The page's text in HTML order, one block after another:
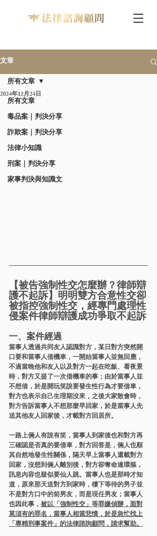
文章
所有文章
毒品案｜判決分享
詐欺案｜判決分享
法律小知識
刑案｜判決分享
家事判決與知識文
所有文章
2024年12月24日
【被告強制性交怎麼辦？律師辯
護不起訴】明明雙方合意性交卻
被指控強制性交，經專門處理性
侵案件律師辯護成功爭取不起訴
一、案件經過
當事人透過共同友人認識對方，某日對方突然開
口要和當事人借機車，一開始當事人並無回應，
不過當晚他和友人以及對方一起在吃飯、看夜景
時，對方又提了一次借機車的事；由於當事人並
不想借，於是開玩笑說要發生性行為才要借車，
對方也表示自己生理期沒來，之後大家散會時，
對方告訴當事人不想那麼早回家，於是當事人先
送其他友人回家後，才載對方回居所。
一路上倆人有說有笑，當事人到家後也和對方再
三確認是否真的要借車，對方回答是，倆人也順
其自然地發生性關係，隔天早上當事人還載對方
回家，沒想到倆人離別後，對方卻奪命連環摳，
訊息內容也疑似要仙人跳。當事人也是那時才知
道，原來那天送對方到家時，樓下等待的男子並
不是對方口中的前男友，而是現任男友；當事人
也因此事， 被以「強制性交」等罪嫌偵辦，面對
莫須有的罪名，當事人相當悲憤，於是急忙找上
「專精刑事案件」的法律諮詢顧問，請求幫助。